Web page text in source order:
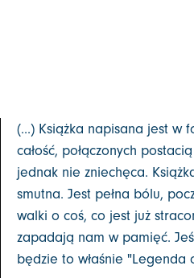
(...) Książka napisana jest w
całość, połączonych
jednak nie zniechęca.
smutna. Jest pełna bólu,
walki o coś, co jest już
zapadają nam w pamięć.
będzie to właśnie "Legenda